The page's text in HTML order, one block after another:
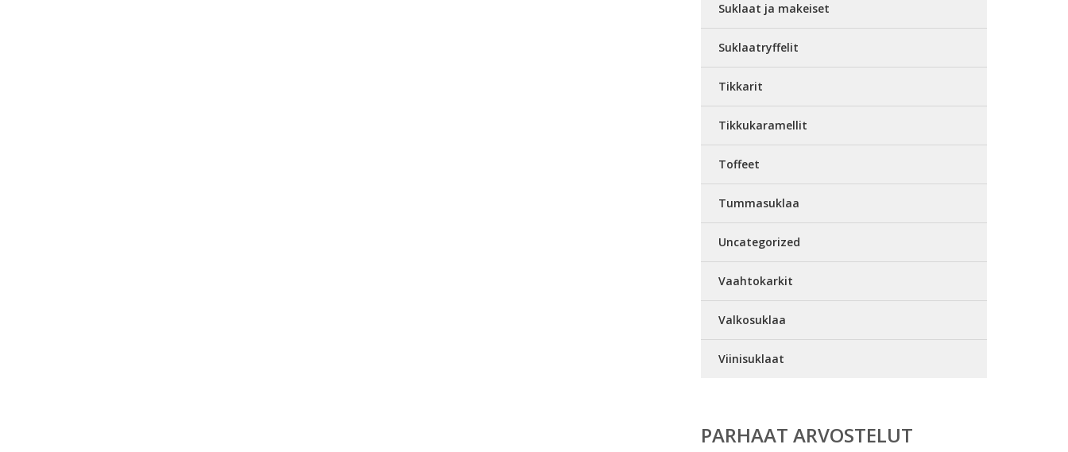
Suklaat ja makeiset
Suklaatryffelit
Tikkarit
Tikkukaramellit
Toffeet
Tummasuklaa
Uncategorized
Vaahtokarkit
Valkosuklaa
Viinisuklaat
PARHAAT ARVOSTELUT